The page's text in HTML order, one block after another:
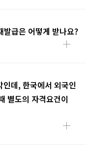
급은 어떻게 받나요?
데, 한국에서 외국인
별도의 자격요건이